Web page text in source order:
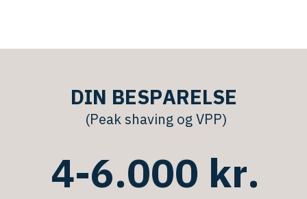
4-6.000 kr.
DIN BESPARELSE
(Peakshaving ogVPP)